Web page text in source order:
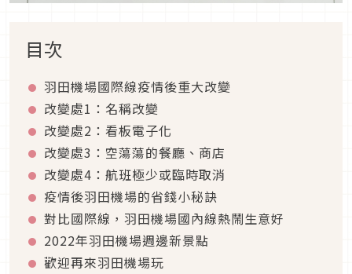
目次
羽田機場國際線疫情後重大改變
改變處1：名稱改變
改變處2：看板電子化
改變處3：空蕩蕩的餐廳、商店
改變處4：航班極少或臨時取消
疫情後羽田機場的省錢小秘訣
對比國際線，羽田機場國內線熱鬧生意好
2022年羽田機場週邊新景點
歡迎再來羽田機場玩